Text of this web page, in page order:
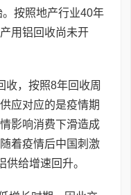
按照地产行业40年
用铝回收尚未开
收，按照8年回收周
应对应的是疫情期
影响消费下滑造成
着疫情后中国刺激
供给增速回升。